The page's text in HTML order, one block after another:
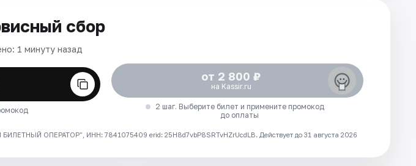
сбор
1 минуту назад
от 2 800 ₽
на Kassir.ru
2 шаг. Выберите билет и примените промокод
до оплаты
ОПЕРАТОР", ИНН: 7841075409 erid: 25H8d7vbP8SRTvHZrUcdLB. Действует до 31 августа 2026